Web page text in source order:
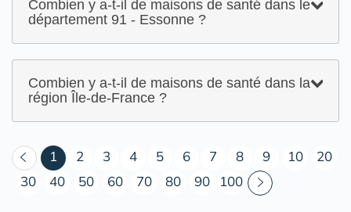
Combien y a-t-il de maisons de santé dans le
département 91 - Essonne ?
Combien y a-t-il de maisons de santé dans la
région Île-de-France ?
1 (courant)
2 3 4 5 6 7 8 9 10
20
30
40 50 60 70 80 90 100